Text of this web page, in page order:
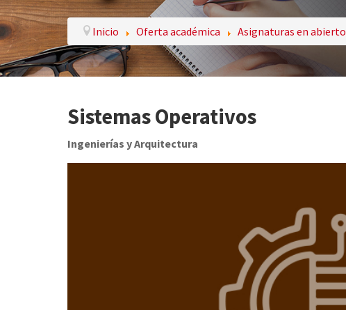
Inicio Oferta académica Asignaturas en abierto
Sistemas Operativos
Ingenierías y Arquitectura